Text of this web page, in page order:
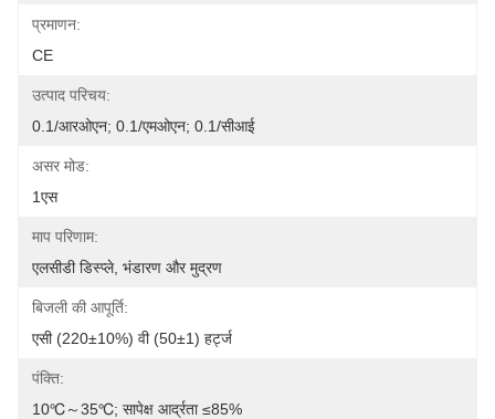
प्रमाणन:
CE
उत्पाद परिचय:
0.1/आरओएन; 0.1/एमओएन; 0.1/सीआई
असर मोड:
1एस
माप परिणाम:
एलसीडी डिस्प्ले, भंडारण और मुद्रण
बिजली की आपूर्ति:
एसी (220±10%) वी (50±1) हर्ट्ज
पंक्ति:
10℃～35℃; सापेक्ष आर्द्रता ≤85%